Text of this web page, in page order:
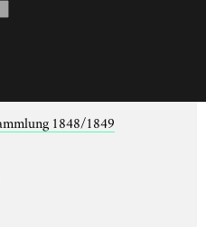
1848/1849